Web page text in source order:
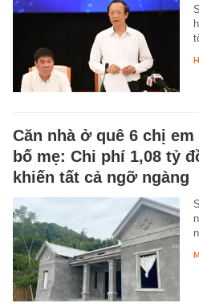
Căn nhà ở quê 6 chị
bố mẹ: Chi phí 1,08 tỷ
khiến tất cả ngỡ ngàng